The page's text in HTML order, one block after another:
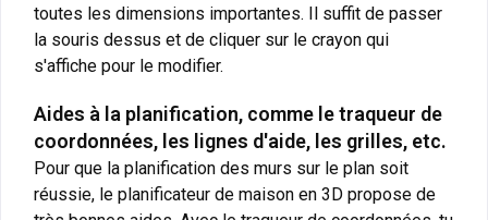
toutes les dimensions importantes. Il suffit de passer
la souris dessus et de cliquer sur le crayon qui
s'affiche pour le modifier.
Aides à la planification, comme le traqueur de
coordonnées, les lignes d'aide, les grilles, etc.
Pour que la planification des murs sur le plan soit
réussie, le planificateur de maison en 3D propose de